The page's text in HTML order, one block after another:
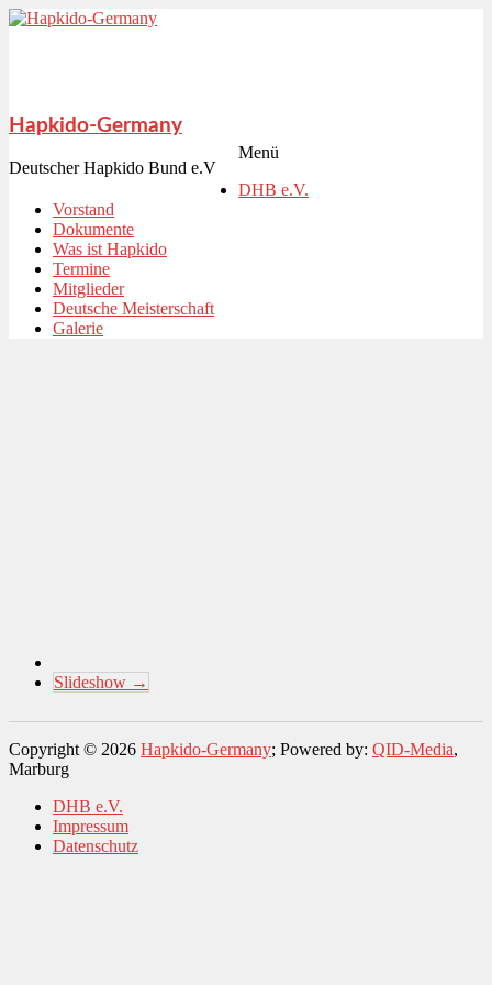
Hapkido-Germany
Deutscher Hapkido Bund e.V
Menü
DHB e.V.
Vorstand
Dokumente
Was ist Hapkido
Termine
Mitglieder
Deutsche Meisterschaft
Galerie
Slideshow →
Copyright © 2026 Hapkido-Germany; Powered by: QID-Media,
Marburg
DHB e.V.
Impressum
Datenschutz